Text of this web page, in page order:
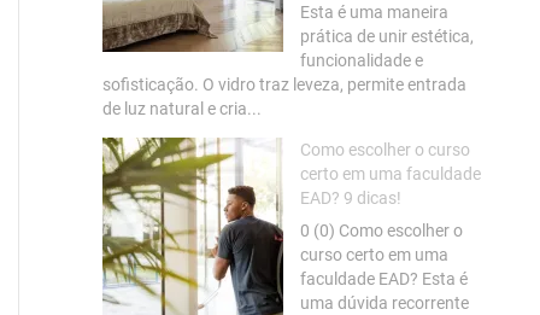
Esta é uma maneira
prática de unir estética,
funcionalidade e
sofisticação. O vidro traz leveza, permite entrada
de luz natural e cria...
Como escolher o curso
certo em uma faculdade
EAD? 9 dicas!
0 (0) Como escolher o
curso certo em uma
faculdade EAD? Esta é
uma dúvida recorrente